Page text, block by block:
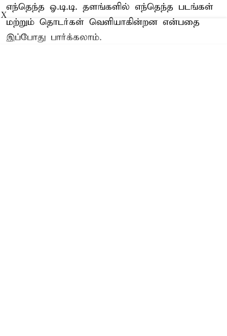
எந்தெந்த ஓ.டி.டி. தளங்களில் எந்தெந்த படங்கள்
மற்றும் தொடர்கள் வெளியாகின்றன என்பதை
இப்போது பார்க்கலாம்.
X